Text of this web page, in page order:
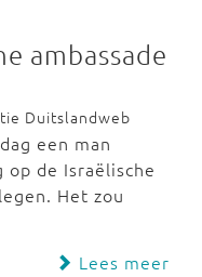
ambassade
Duitslandweb
een man
op de Israëlische
Het zou
Lees meer